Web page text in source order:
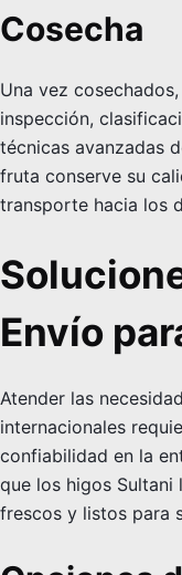
Cosecha
Una vez
inspección,
técnicas avanzadas
fruta conserve su
transporte hacia los
Envío
Atender las
internacionales
confiabilidad en la
que los higos Sultani
frescos y listos para